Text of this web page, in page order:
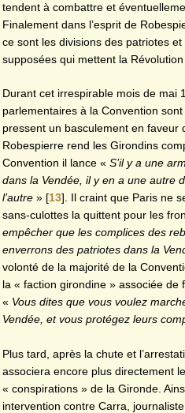
tendent à combattre et
Finalement dans l’esprit de
ce sont les divisions des patriotes
supposées qui mettent la Révolution
Durant cet irrespirable mois de mai
parlementaires à la Convention
pressent un basculement en faveur
Robespierre rend les Girondins
Convention il lance « S’il y a une
dans la Vendée, il y en a une autre
l’autre » [13]. Il craint que Paris ne
sans-culottes la quittent pour les
empêcher que les complices des
enverrons des patriotes dans la
volonté de la majorité de la
la « faction girondine » associée de
« Vous dites que vous voulez
Vendée, et vous protégez leurs
Plus tard, après la chute et
associera encore plus directement
« conspirations » de la Gironde.
intervention contre Carra,